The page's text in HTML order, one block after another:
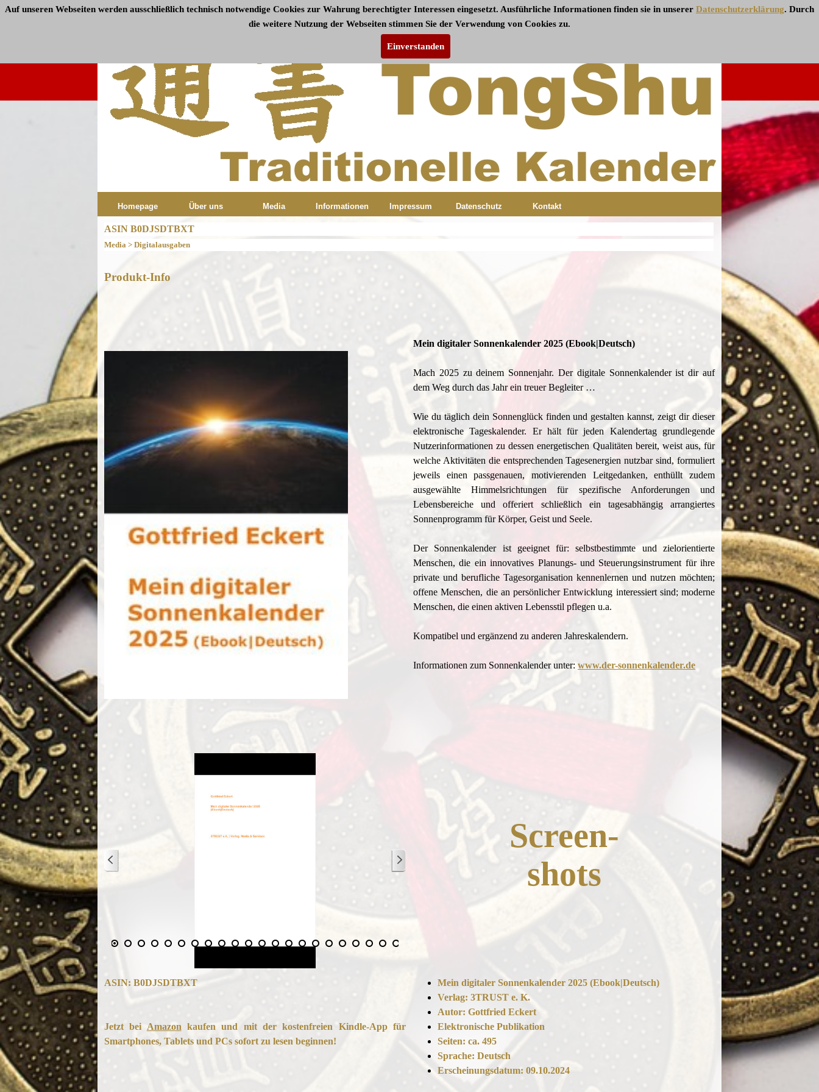
Auf unseren Webseiten werden ausschließlich technisch notwendige Cookies zur Wahrung berechtigter Interessen eingesetzt. Ausführliche Informationen finden sie in unserer Datenschutzerklärung. Durch
die weitere Nutzung der Webseiten stimmen Sie der Verwendung von Cookies zu.
Einverstanden
Homepage Über uns Media Informationen Impressum Datenschutz Kontakt
ASIN B0DJSDTBXT
Media > Digitalausgaben
Produkt-Info
Mein digitaler Sonnenkalender 2025 (Ebook|Deutsch)
Mach 2025 zu deinem Sonnenjahr. Der digitale Sonnenkalender ist dir auf
dem Weg durch das Jahr ein treuer Begleiter …
Wie du täglich dein Sonnenglück finden und gestalten kannst, zeigt dir dieser
elektronische Tageskalender. Er hält für jeden Kalendertag grundlegende
Nutzerinformationen zu dessen energetischen Qualitäten bereit, weist aus, für
welche Aktivitäten die entsprechenden Tagesenergien nutzbar sind, formuliert
jeweils einen passgenauen, motivierenden Leitgedanken, enthüllt zudem
ausgewählte Himmelsrichtungen für spezifische Anforderungen und
Lebensbereiche und offeriert schließlich ein tagesabhängig arrangiertes
Sonnenprogramm für Körper, Geist und Seele.
Der Sonnenkalender ist geeignet für: selbstbestimmte und zielorientierte
Menschen, die ein innovatives Planungs- und Steuerungsinstrument für ihre
private und berufliche Tagesorganisation kennenlernen und nutzen möchten;
offene Menschen, die an persönlicher Entwicklung interessiert sind; moderne
Menschen, die einen aktiven Lebensstil pflegen u.a.
Kompatibel und ergänzend zu anderen Jahreskalendern.
Informationen zum Sonnenkalender unter: www.der-sonnenkalender.de
Screen-
shots
Mein digitaler Sonnenkalender 2025 (Ebook|Deutsch)
Verlag: 3TRUST e. K.
Autor: Gottfried Eckert
Elektronische Publikation
Seiten: ca. 495
Sprache: Deutsch
Erscheinungsdatum: 09.10.2024
ASIN: B0DJSDTBXT
Jetzt bei Amazon kaufen und mit der kostenfreien Kindle-App für
Smartphones, Tablets und PCs sofort zu lesen beginnen!